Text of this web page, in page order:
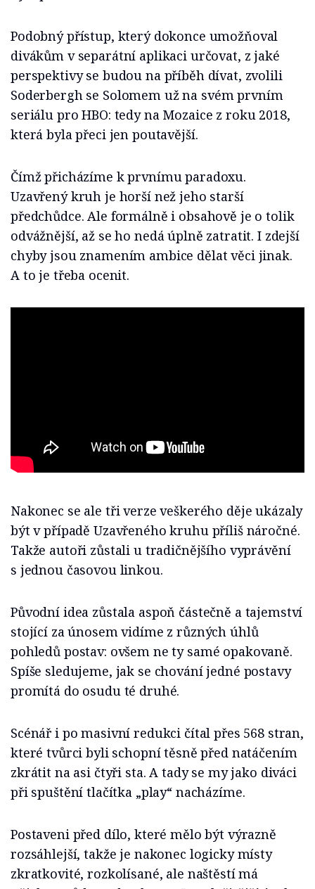
Podobný přístup, který dokonce umožňoval
divákům v separátní aplikaci určovat, z jaké
perspektivy se budou na příběh dívat, zvolili
Soderbergh se Solomem už na svém prvním
seriálu pro HBO: tedy na Mozaice z roku 2018,
která byla přeci jen poutavější.
Čímž přicházíme k prvnímu paradoxu.
Uzavřený kruh je horší než jeho starší
předchůdce. Ale formálně i obsahově je o tolik
odvážnější, až se ho nedá úplně zatratit. I zdejší
chyby jsou znamením ambice dělat věci jinak.
A to je třeba ocenit.
Nakonec se ale tři verze veškerého děje ukázaly
být v případě Uzavřeného kruhu příliš náročné.
Takže autoři zůstali u tradičnějšího vyprávění
s jednou časovou linkou.
Původní idea zůstala aspoň částečně a tajemství
stojící za únosem vidíme z různých úhlů
pohledů postav: ovšem ne ty samé opakovaně.
Spíše sledujeme, jak se chování jedné postavy
promítá do osudu té druhé.
Scénář i po masivní redukci čítal přes 568 stran,
které tvůrci byli schopní těsně před natáčením
zkrátit na asi čtyři sta. A tady se my jako diváci
při spuštění tlačítka „play“ nacházíme.
Postaveni před dílo, které mělo být výrazně
rozsáhlejší, takže je nakonec logicky místy
zkratkovité, rozkolísané, ale naštěstí má